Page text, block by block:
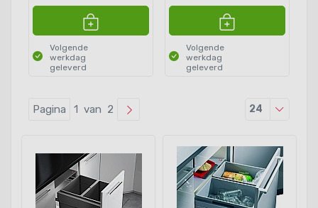
Volgende
werkdag
geleverd
Volgende
werkdag
geleverd
24
Pagina 1 van 2